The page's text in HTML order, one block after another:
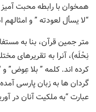
همخوان با رابطه محبت
“لا يسأل لعودته ” و
متر جمین قرآن، بنا به
نِحْلَه)، آنرا به تقریرهای
کرده اند. کلمه ” بلا عِوض”
گردان ها به زبان پارسی
عبارت “به ملکیت آنان در